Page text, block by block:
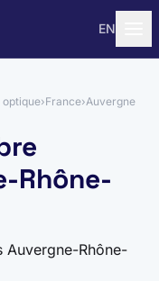
EN
optique›France›Auvergne
Rhône-
Auvergne-Rhône-